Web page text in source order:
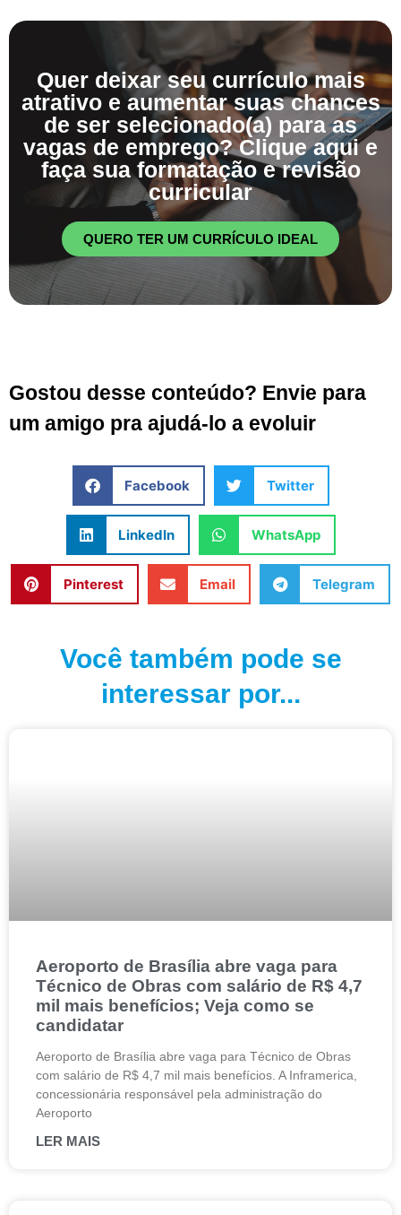
Quer deixar seu currículo mais
atrativo e aumentar suas chances
de ser selecionado(a) para as
vagas de emprego? Clique aqui e
faça sua formatação e revisão
curricular
QUERO TER UM CURRÍCULO IDEAL
Gostou desse conteúdo? Envie para
um amigo pra ajudá-lo a evoluir
Facebook Twitter
LinkedIn WhatsApp
Pinterest Email Telegram
Você também pode se
interessar por...
Aeroporto de Brasília abre vaga para
Técnico de Obras com salário de R$ 4,7
mil mais benefícios; Veja como se
candidatar
Aeroporto de Brasília abre vaga para Técnico de Obras
com salário de R$ 4,7 mil mais benefícios. A Inframerica,
concessionária responsável pela administração do
Aeroporto
LER MAIS